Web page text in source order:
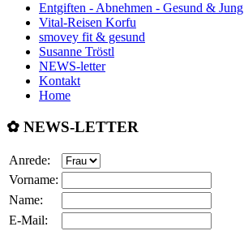
Entgiften - Abnehmen - Gesund &
Vital-Reisen Korfu
smovey fit & gesund
Susanne Tröstl
NEWS-letter
Kontakt
Home
✿ NEWS-LETTER
Anrede:
Vorname:
Name:
E-Mail: